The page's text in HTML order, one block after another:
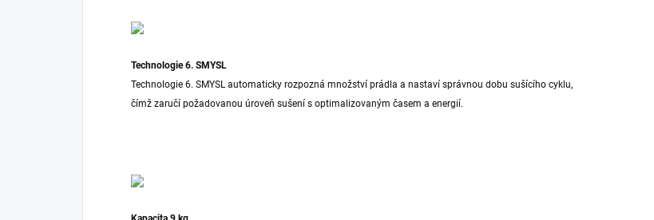
Technologie 6. SMYSL
Technologie 6. SMYSL automaticky rozpozná množství prádla a nastaví správnou dobu sušícího cyklu,
čímž zaručí požadovanou úroveň sušení s optimalizovaným časem a energií.